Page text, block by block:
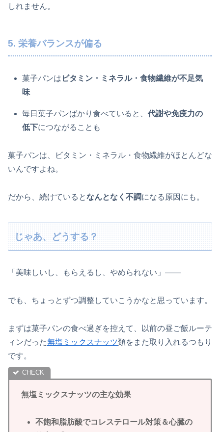
しれません。
5. 栄養バランスが偏る
菓子パンは ビタミン・ミネラル・食物繊維が不足気
味
毎日菓子パンばかり食べていると、代謝や免疫力の
低下につながることも
菓子パンは、ビタミン・ミネラル・食物繊維がほとんどな
いんですよね。
だから、続けているとなんとなく不調になる原因にも。
じゃあ、どうする？
「美味しいし、もらえるし、やめられない」――
でも、ちょっとずつ調整していこうかなと思っています。
まずは菓子パンの食べ過ぎを控えて、以前の昼ご飯ルーテ
ィンだった無塩ミックスナッツ類をまた取り入れるつもり
です。
無塩ミックスナッツの主な効果
不飽和脂肪酸でコレステロール対策＆心臓の